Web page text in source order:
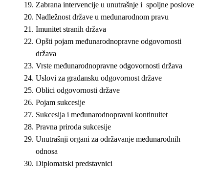
Zabrana intervencije u unutrašnje i spoljne poslove
Nadležnost države u međunarodnom pravu
Imunitet stranih država
Opšti pojam međunarodnopravne odgovornosti
država
Vrste međunarodnopravne odgovornosti država
Uslovi za građansku odgovornost države
Oblici odgovornosti države
Pojam sukcesije
Sukcesija i međunarodnopravni kontinuitet
Pravna priroda sukcesije
Unutrašnji organi za održavanje međunarodnih
odnosa
Diplomatski predstavnici